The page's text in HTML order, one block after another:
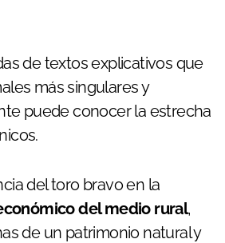
de textos explicativos que
más singulares y
puede conocer la estrecha
del toro bravo en la
del medio rural,
de un patrimonio natural y